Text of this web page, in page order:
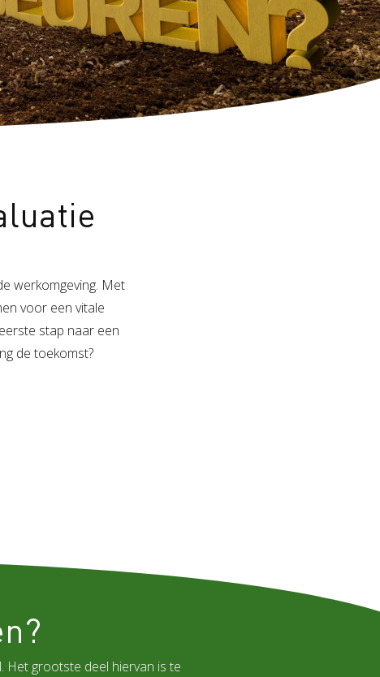
werkomgeving. Met
voor een vitale
stap naar een
de toekomst?
Het grootste deel hiervan is te